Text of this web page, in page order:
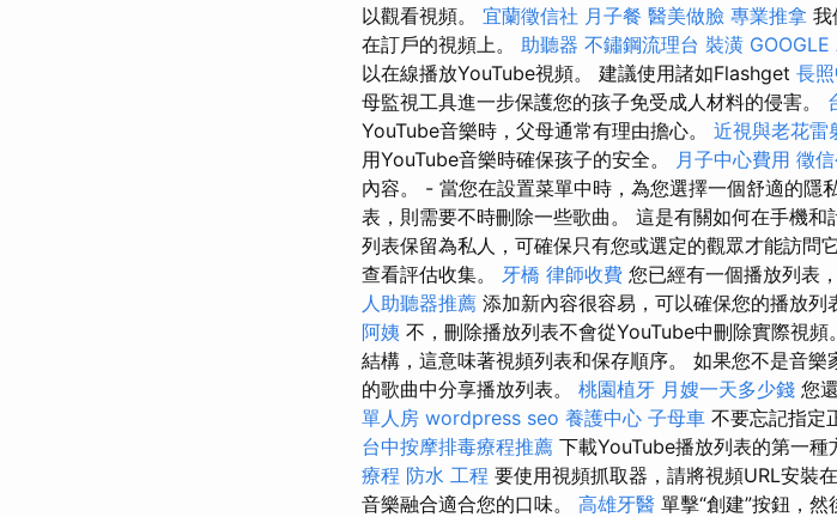
以觀看視頻。 宜蘭徵信社 月子餐 醫美做臉 專業推拿 我
在訂戶的視頻上。 助聽器 不鏽鋼流理台 裝潢
以在線播放YouTube視頻。 建議使用諸如Flashget 長
母監視工具進一步保護您的孩子免受成人材料的侵害。
YouTube音樂時，父母通常有理由擔心。 近視與老花雷
用YouTube音樂時確保孩子的安全。
月子中心費用 徵
內容。 - 當您在設置菜單中時，為您選擇一個舒適的隱
表，則需要不時刪除一些歌曲。 這是有關如何在手機
列表保留為私人，可確保只有您或選定的觀眾才能訪問
查看評估收集。 牙橋 律師收費 您已經有一個播放列表
人助聽器推薦 添加新內容很容易，可以確保您的播放列
阿姨 不，刪除播放列表不會從YouTube中刪除實際視頻
結構，這意味著視頻列表和保存順序。 如果您不是音
的歌曲中分享播放列表。 桃園植牙 月嫂一天多少錢 您
單人房 wordpress seo 養護中心 子母車 不要忘記指定
台中按摩排毒療程推薦 下載YouTube播放列表的第一
療程 防水 工程 要使用視頻抓取器，請將視頻URL安裝
音樂融合適合您的口味。 高雄牙醫 單擊“創建”按鈕，然